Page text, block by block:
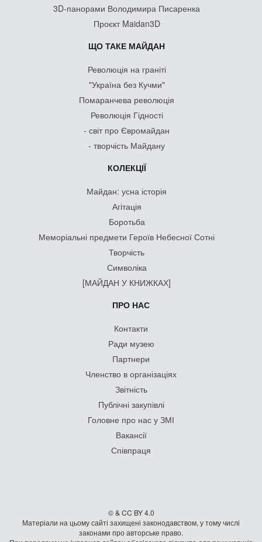
3D-панорами Володимира Писаренка
Проєкт Maidan3D
ЩО ТАКЕ МАЙДАН
Революція на граніті
"Україна без Кучми"
Помаранчева революція
Революція Гідності
- світ про Євромайдан
- творчість Майдану
КОЛЕКЦІЇ
Майдан: усна історія
Агітація
Боротьба
Меморіальні предмети Героїв Небесної Сотні
Творчість
Символіка
[МАЙДАН У КНИЖКАХ]
ПРО НАС
Контакти
Ради музею
Партнери
Членство в організаціях
Звітність
Публічні закупівлі
Головне про нас у ЗМІ
Вакансії
Співпраця
© & CC BY 4.0
Матеріали на цьому сайті захищені законодавством, у тому числі
законами про авторське право.